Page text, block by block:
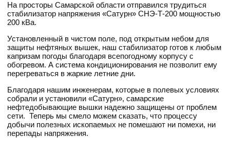
На просторы Самарской области отправился трудиться
стабилизатор напряжения «Сатурн» СНЭ-Т-200 мощностью
200 кВа.
Установленный в чистом поле, под открытым небом для
защиты нефтяных вышек, наш стабилизатор готов к любым
капризам погоды благодаря всепогодному корпусу с
обогревом. А система кондиционирования не позволит ему
перегреваться в жаркие летние дни.
Благодаря нашим инженерам, которые в полевых условиях
собрали и установили «Сатурн», самарские
нефтедобывающие вышки надежно защищены от проблем
сети. Теперь мы смело можем сказать, что процессу
добычи полезных ископаемых не помешают ни помехи, ни
перепады напряжения.